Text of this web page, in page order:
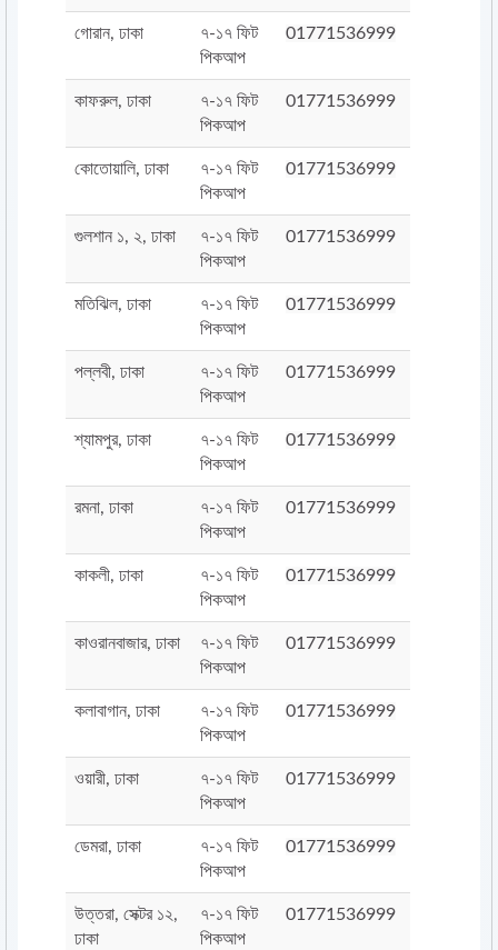
গোরান, ঢাকা
৭-১৭ ফিট
পিকআপ
01771536999
কাফরুল, ঢাকা
৭-১৭ ফিট
পিকআপ
01771536999
কোতোয়ালি, ঢাকা
৭-১৭ ফিট
পিকআপ
01771536999
গুলশান ১, ২, ঢাকা
৭-১৭ ফিট
পিকআপ
01771536999
মতিঝিল, ঢাকা
৭-১৭ ফিট
পিকআপ
01771536999
পল্লবী, ঢাকা
৭-১৭ ফিট
পিকআপ
01771536999
শ্যামপুর, ঢাকা
৭-১৭ ফিট
পিকআপ
01771536999
রমনা, ঢাকা
৭-১৭ ফিট
পিকআপ
01771536999
কাকলী, ঢাকা
৭-১৭ ফিট
পিকআপ
01771536999
কাওরানবাজার, ঢাকা
৭-১৭ ফিট
পিকআপ
01771536999
কলাবাগান, ঢাকা
৭-১৭ ফিট
পিকআপ
01771536999
ওয়ারী, ঢাকা
৭-১৭ ফিট
পিকআপ
01771536999
ডেমরা, ঢাকা
৭-১৭ ফিট
পিকআপ
01771536999
উত্তরা, সেক্টর ১২,
ঢাকা
৭-১৭ ফিট
পিকআপ
01771536999